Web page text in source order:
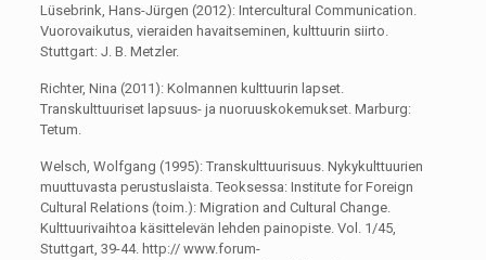
Lüsebrink, Hans-Jürgen (2012): Intercultural Communication.
Vuorovaikutus, vieraiden havaitseminen, kulttuurin siirto.
Stuttgart: J. B. Metzler.
Richter, Nina (2011): Kolmannen kulttuurin lapset.
Transkulttuuriset lapsuus- ja nuoruuskokemukset. Marburg:
Tetum.
Welsch, Wolfgang (1995): Transkulttuurisuus. Nykykulttuurien
muuttuvasta perustuslaista. Teoksessa: Institute for Foreign
Cultural Relations (toim.): Migration and Cultural Change.
Kulttuurivaihtoa käsittelevän lehden painopiste. Vol. 1/45,
Stuttgart, 39-44. http:// www.forum-